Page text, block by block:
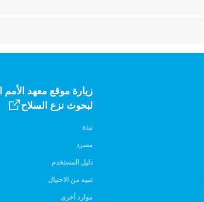
زيارة موقع معهد الأمم
لبحوث نزع السلاح
نبذة
مسرد
دليل المستخدم
تنبيه من الاحتيال
موارد أخرى